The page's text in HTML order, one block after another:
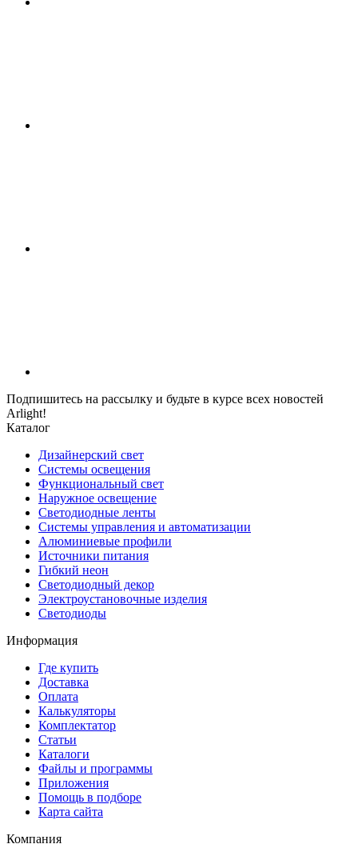
Подпишитесь на рассылку и будьте в курсе всех новостей
Arlight!
Каталог
Дизайнерский свет
Системы освещения
Функциональный свет
Наружное освещение
Светодиодные ленты
Системы управления и автоматизации
Алюминиевые профили
Источники питания
Гибкий неон
Светодиодный декор
Электроустановочные изделия
Светодиоды
Информация
Где купить
Доставка
Оплата
Калькуляторы
Комплектатор
Статьи
Каталоги
Файлы и программы
Приложения
Помощь в подборе
Карта сайта
Компания